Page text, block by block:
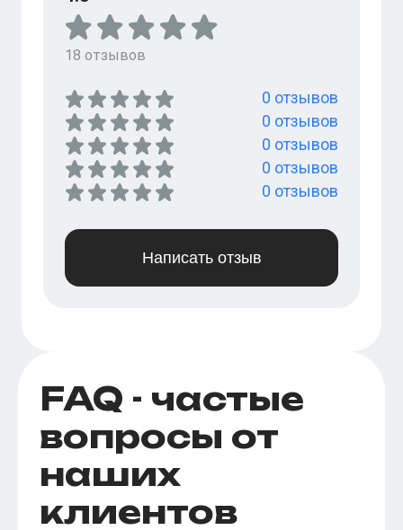
18 отзывов
0 отзывов
0 отзывов
0 отзывов
0 отзывов
0 отзывов
Написать отзыв
FAQ - частые
вопросы от
наших
клиентов